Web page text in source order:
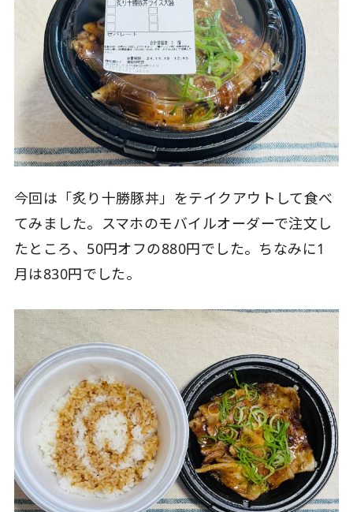
今回は「炙り十勝豚丼」をテイクアウトして食べ
てみました。スマホのモバイルオーダーで注文し
たところ、50円オフの880円でした。ちなみに1
月は830円でした。